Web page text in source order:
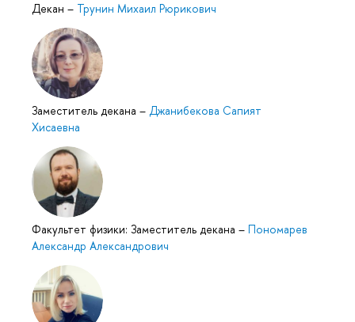
Декан – Трунин Михаил Рюрикович
Заместитель декана – Джанибекова Сапият
Хисаевна
Факультет физики: Заместитель декана – Пономарев
Александр Александрович